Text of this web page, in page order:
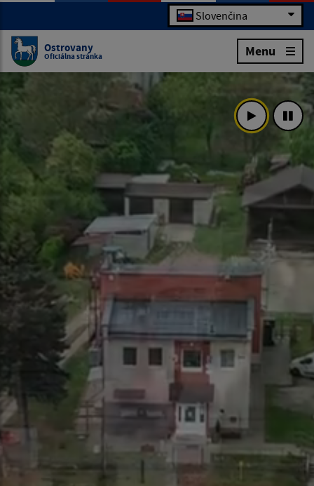
Slovenčina
Ostrovany
Oficiálna stránka Menu